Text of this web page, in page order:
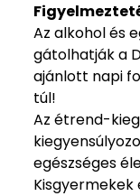
Az alkohol és
gátolhatják a
ajánlott napi
túl!
Az étrend-
egészséges